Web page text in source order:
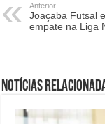
Anterior
Joaçaba Futsal
empate na Liga
Notícias